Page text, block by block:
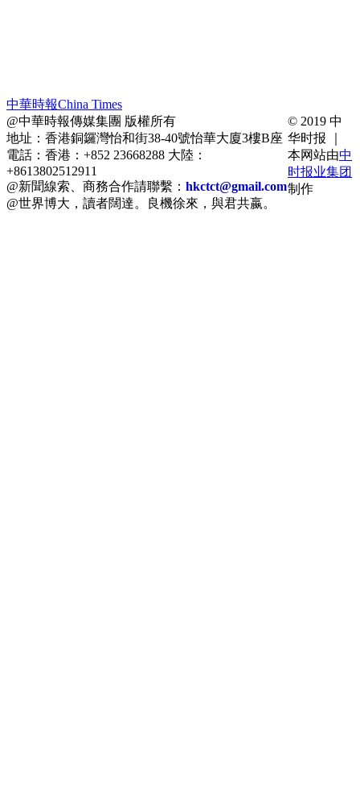
中華時報China Times
@中華時報傳媒集團 版權所有
地址：香港銅鑼灣怡和街38-40號怡華大廈3樓B座
電話：香港：+852 23668288 大陸：
+8613802512911
@新聞線索、商務合作請聯繫： hkctct@gmail.com
@世界博大，讀者闊達。良機徐來，與君共嬴。
© 2019 中
华时报 ｜
本网站由中
时报业集团
制作